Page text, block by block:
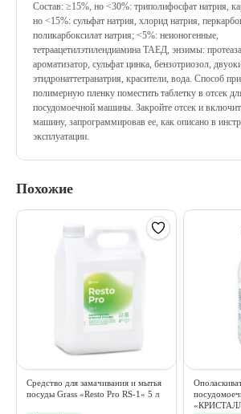
Состав: ≥15%, но <30%: триполифосфат натрия,
но <15%: сульфат натрия, хлорид натрия,
поликарбоксилат натрия; <5%: неионогенные,
тетраацетилэтилендиамина ТАЕД, энзимы:
ароматизатор, сульфат цинка, бензотриозол,
этидронаттетранатрия, красители, вода. Способ
полимерную пленку поместить таблетку в отсек
посудомоечной машины. Закройте отсек и
машину, запрограммировав ее, как описано в
эксплуатации.
Похожие
Средство для замачивания и мытья
посуды Grass «Resto Pro RS-1» 5 л